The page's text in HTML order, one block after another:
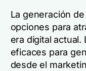
La generación
opciones para
era digital
eficaces para
desde el